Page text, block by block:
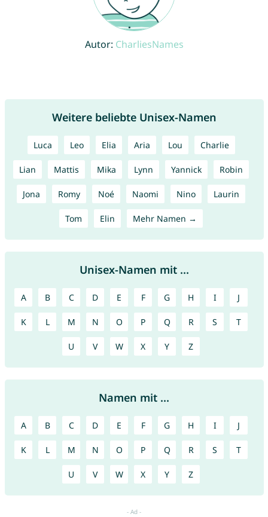
Autor: CharliesNames
Weitere beliebte Unisex-Namen
Luca Leo Elia Aria Lou Charlie
Lian Mattis Mika Lynn Yannick Robin
Jona Romy Noé Naomi Nino Laurin
Tom Elin Mehr Namen →
Unisex-Namen mit ...
A B C D E F G H I J
K L M N O P Q R S T
U V W X Y Z
Namen mit ...
A B C D E F G H I J
K L M N O P Q R S T
U V W X Y Z